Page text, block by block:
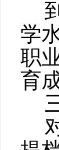
学
职
育